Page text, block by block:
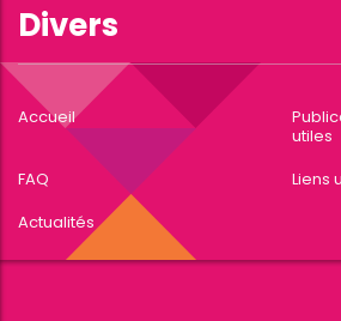
Divers
Accueil
utiles
FAQ
Liens
Actualités